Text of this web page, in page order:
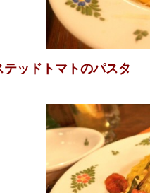
テッドトマトのパスタ